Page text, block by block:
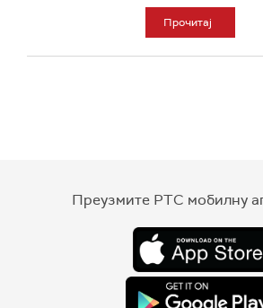
Прочитај
Преузмите РТС мобилну